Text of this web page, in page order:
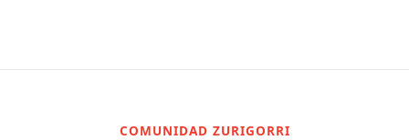
COMUNIDAD ZURIGORRI